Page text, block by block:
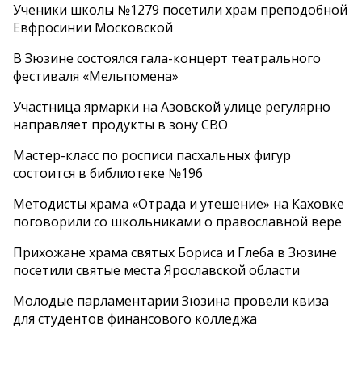
Ученики школы №1279 посетили храм преподобной
Евфросинии Московской
В Зюзине состоялся гала-концерт театрального
фестиваля «Мельпомена»
Участница ярмарки на Азовской улице регулярно
направляет продукты в зону СВО
Мастер-класс по росписи пасхальных фигур
состоится в библиотеке №196
Методисты храма «Отрада и утешение» на Каховке
поговорили со школьниками о православной вере
Прихожане храма святых Бориса и Глеба в Зюзине
посетили святые места Ярославской области
Молодые парламентарии Зюзина провели квиза
для студентов финансового колледжа